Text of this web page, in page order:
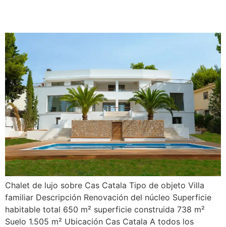
Chalet de lujo sobre Cas Catala Tipo de objeto Villa
familiar Descripción Renovación del núcleo Superficie
habitable total 650 m² superficie construida 738 m²
Suelo 1.505 m² Ubicación Cas Catala A todos los